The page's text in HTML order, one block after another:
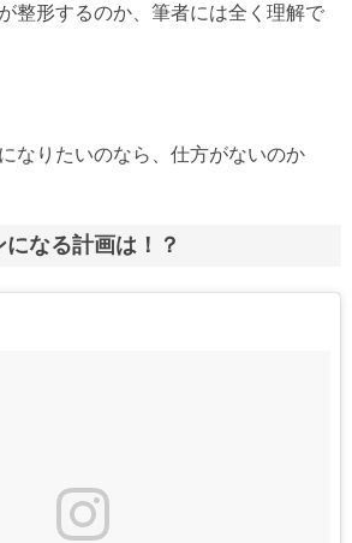
整形するのか、筆者には全く理解で
なりたいのなら、仕方がないのか
なる計画は！？